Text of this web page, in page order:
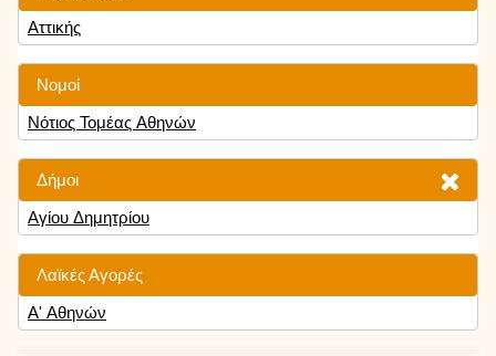
Αττικής
Νομοί
Νότιος Τομέας Αθηνών
Δήμοι
Αγίου Δημητρίου
Λαϊκές Αγορές
Α' Αθηνών